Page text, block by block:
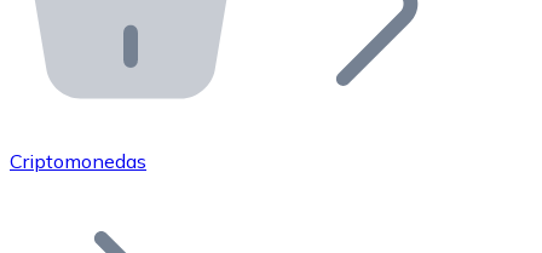
Bitnovo API
Integra nuestra API en tu ecosistema.
Únete a nuestra red de distribuidores.
Añade tu proyecto a nuestro ecosistema.
Criptomonedas